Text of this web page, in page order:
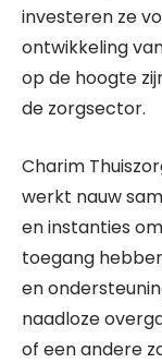
investeren ze
ontwikkeling
op de hoogte
de zorgsector.
Charim
werkt nauw
en instanties
toegang
en
naadloze
of een andere